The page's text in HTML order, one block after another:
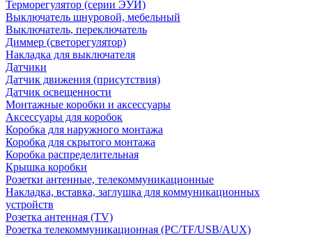
Терморегулятор (серии ЭУИ)
Выключатель шнуровой, мебельный
Выключатель, переключатель
Диммер (светорегулятор)
Накладка для выключателя
Датчики
Датчик движения (присутствия)
Датчик освещенности
Монтажные коробки и аксессуары
Аксессуары для коробок
Коробка для наружного монтажа
Коробка для скрытого монтажа
Коробка распределительная
Крышка коробки
Розетки антенные, телекоммуникационные
Накладка, вставка, заглушка для коммуникационных
устройств
Розетка антенная (TV)
Розетка телекоммуникационная (PC/TF/USB/AUX)